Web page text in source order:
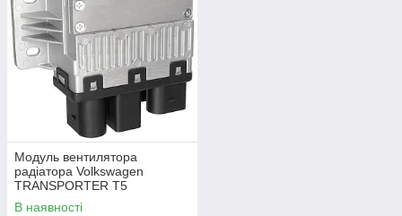
Модуль вентилятора
радіатора Volkswagen
TRANSPORTER T5
Фургон 03-15 7H0919506D
В наявності